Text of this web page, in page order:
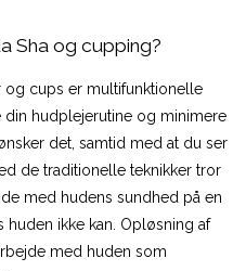
Sha og cupping?
og cups er multifunktionelle
hudplejerutine og minimere
det, samtid med at du ser
de traditionelle teknikker tror
med hudens sundhed på en
ikke kan. Opløsning af
med huden som